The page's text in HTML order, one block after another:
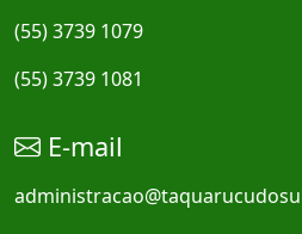
(55) 3739 1079
(55) 3739 1081
E-mail